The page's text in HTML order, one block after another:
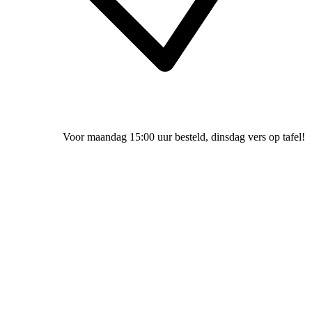
Voor maandag 15:00 uur besteld, dinsdag vers op tafel!